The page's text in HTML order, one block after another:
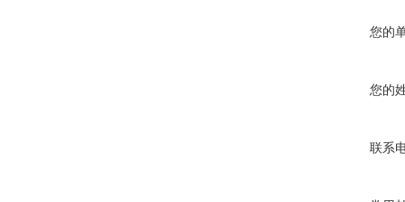
您的
您的
联系